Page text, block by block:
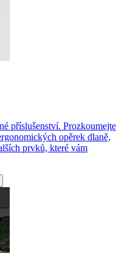
příslušenství. Prozkoumejte
opěrek dlaně,
prvků, které vám